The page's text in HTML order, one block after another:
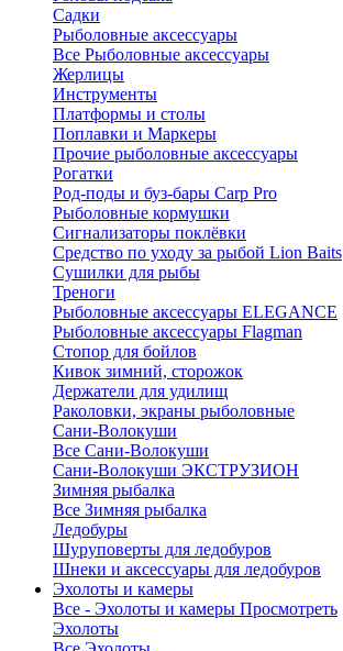
Садки
Рыболовные аксессуары
Все Рыболовные аксессуары
Жерлицы
Инструменты
Платформы и столы
Поплавки и Маркеры
Прочие рыболовные аксессуары
Рогатки
Род-поды и буз-бары Carp Pro
Рыболовные кормушки
Сигнализаторы поклёвки
Средство по уходу за рыбой Lion Baits
Сушилки для рыбы
Треноги
Рыболовные аксессуары ELEGANCE
Рыболовные аксессуары Flagman
Стопор для бойлов
Кивок зимний, сторожок
Держатели для удилищ
Раколовки, экраны рыболовные
Сани-Волокуши
Все Сани-Волокуши
Сани-Волокуши ЭКСТРУЗИОН
Зимняя рыбалка
Все Зимняя рыбалка
Ледобуры
Шуруповерты для ледобуров
Шнеки и аксессуары для ледобуров
Эхолоты и камеры
Все - Эхолоты и камеры Просмотреть
Эхолоты